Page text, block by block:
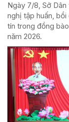
Ngày 7/8, Sở
nghị tập huấn,
tín trong đồng
năm 2026.